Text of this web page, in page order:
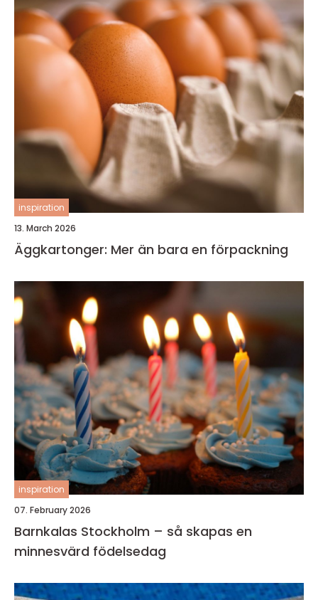
inspiration
13. March 2026
Äggkartonger: Mer än bara en förpackning
inspiration
07. February 2026
Barnkalas Stockholm – så skapas en
minnesvärd födelsedag